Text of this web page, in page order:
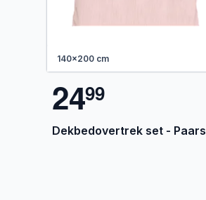
140x200 cm
2499
Dekbedovertrek set - Paars